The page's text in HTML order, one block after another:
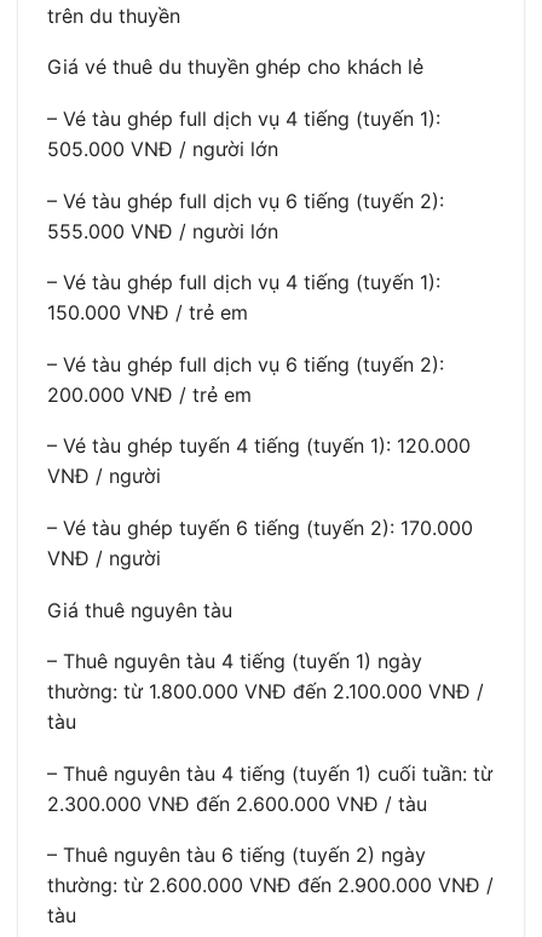
trên du thuyền
Giá vé thuê du thuyền ghép cho khách lẻ
– Vé tàu ghép full dịch vụ 4 tiếng (tuyến 1):
505.000 VNĐ / người lớn
– Vé tàu ghép full dịch vụ 6 tiếng (tuyến 2):
555.000 VNĐ / người lớn
– Vé tàu ghép full dịch vụ 4 tiếng (tuyến 1):
150.000 VNĐ / trẻ em
– Vé tàu ghép full dịch vụ 6 tiếng (tuyến 2):
200.000 VNĐ / trẻ em
– Vé tàu ghép tuyến 4 tiếng (tuyến 1): 120.000
VNĐ / người
– Vé tàu ghép tuyến 6 tiếng (tuyến 2): 170.000
VNĐ / người
Giá thuê nguyên tàu
– Thuê nguyên tàu 4 tiếng (tuyến 1) ngày
thường: từ 1.800.000 VNĐ đến 2.100.000 VNĐ /
tàu
– Thuê nguyên tàu 4 tiếng (tuyến 1) cuối tuần: từ
2.300.000 VNĐ đến 2.600.000 VNĐ / tàu
– Thuê nguyên tàu 6 tiếng (tuyến 2) ngày
thường: từ 2.600.000 VNĐ đến 2.900.000 VNĐ /
tàu